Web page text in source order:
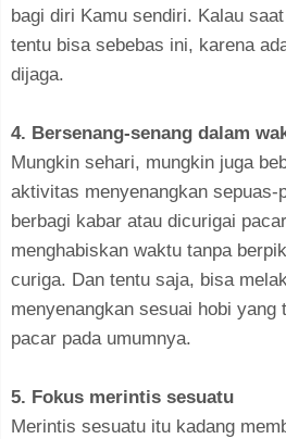
bagi diri Kamu sendiri. Kalau
tentu bisa sebebas ini, karena
dijaga.
4. Bersenang-senang dalam
Mungkin sehari, mungkin juga
aktivitas menyenangkan sepuas-
berbagi kabar atau dicurigai
menghabiskan waktu tanpa
curiga. Dan tentu saja, bisa
menyenangkan sesuai hobi
pacar pada umumnya.
5. Fokus merintis sesuatu
Merintis sesuatu itu kadang